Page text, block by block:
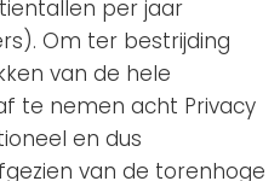
per jaar
Om ter bestrijding
van de hele
te nemen acht Privacy
en dus
van de torenhoge